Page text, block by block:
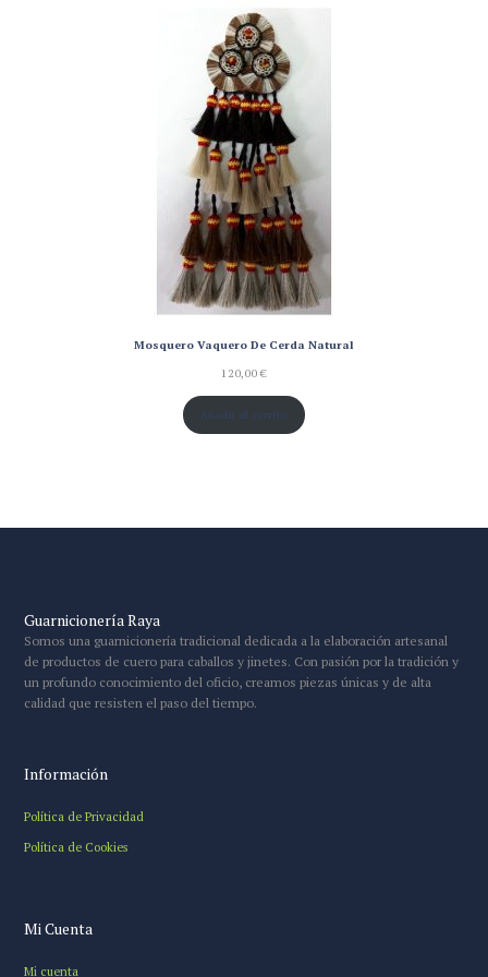
Mosquero Vaquero De Cerda Natural
120,00€
Añadir al carrito
Guarnicionería Raya
Somos una guarnicionería tradicional dedicada a la elaboración artesanal
de productos de cuero para caballos y jinetes. Con pasión por la tradición y
un profundo conocimiento del oficio, creamos piezas únicas y de alta
calidad que resisten el paso del tiempo.
Información
Política de Privacidad
Política de Cookies
Mi Cuenta
Mi cuenta